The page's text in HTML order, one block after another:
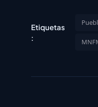
Etiquetas
: